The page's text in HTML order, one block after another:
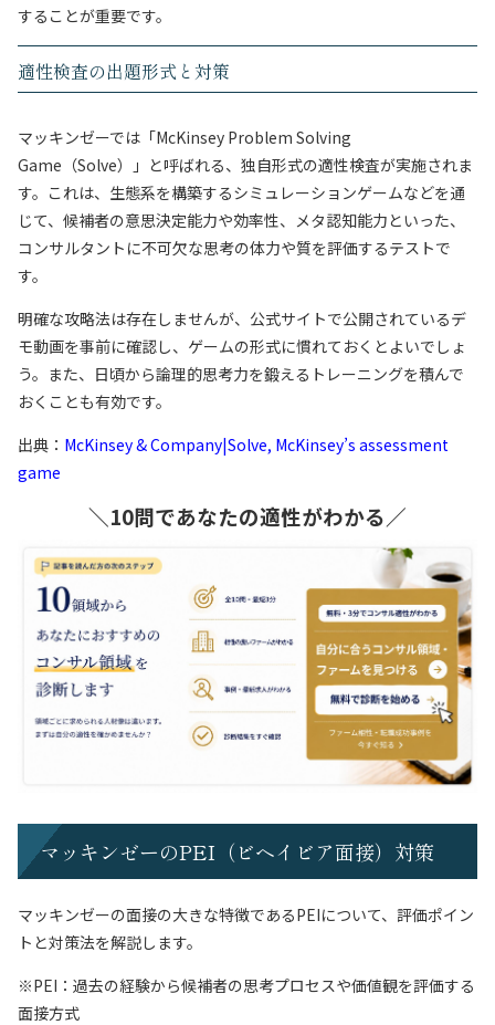
することが重要です。
適性検査の出題形式と対策
マッキンゼーでは「McKinsey Problem Solving
Game（Solve）」と呼ばれる、独自形式の適性検査が実施されま
す。これは、生態系を構築するシミュレーションゲームなどを通
じて、候補者の意思決定能力や効率性、メタ認知能力といった、
コンサルタントに不可欠な思考の体力や質を評価するテストで
す。
明確な攻略法は存在しませんが、公式サイトで公開されているデ
モ動画を事前に確認し、ゲームの形式に慣れておくとよいでしょ
う。また、日頃から論理的思考力を鍛えるトレーニングを積んで
おくことも有効です。
出典： McKinsey & Company|Solve, McKinsey’s assessment
game
＼10問であなたの適性がわかる／
マッキンゼーのPEI（ビヘイビア面接）対策
マッキンゼーの面接の大きな特徴であるPEIについて、評価ポイン
トと対策法を解説します。
※PEI：過去の経験から候補者の思考プロセスや価値観を評価する
面接方式